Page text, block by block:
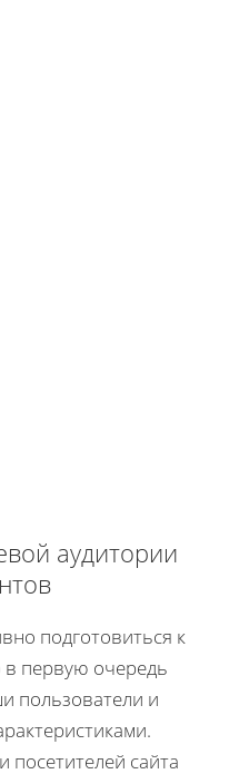
аудитории
подготовиться к
в первую очередь
пользователи и
посетителей сайта